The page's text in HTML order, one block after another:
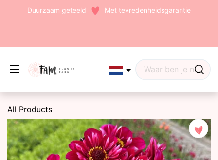
Duurzaam geteeld Met tevredenheidsgarantie
(242)
Edit widget
All Products